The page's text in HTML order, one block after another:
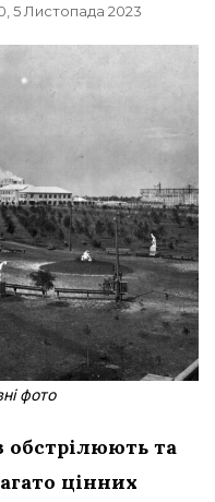
5 Листопада 2023
фото
обстрілюють та
цінних